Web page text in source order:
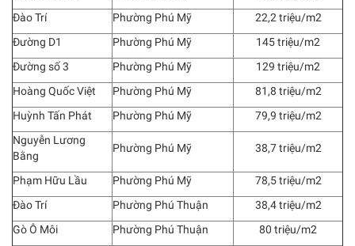
Đào Trí
Phường Phú Mỹ
22,2 triệu/m2
Đường D1
Phường Phú Mỹ
145 triệu/m2
Đường số 3
Phường Phú Mỹ
129 triệu/m2
Hoàng Quốc Việt
Phường Phú Mỹ
81,8 triệu/m2
Huỳnh Tấn Phát
Phường Phú Mỹ
79,9 triệu/m2
Nguyễn Lương
Bằng
Phường Phú Mỹ 38,7 triệu/m2
Phạm Hữu Lầu Phường Phú Mỹ
78,5 triệu/m2
Đào Trí
Phường Phú Thuận
38,4 triệu/m2
Gò Ô Môi
Phường Phú Thuận
80 triệu/m2